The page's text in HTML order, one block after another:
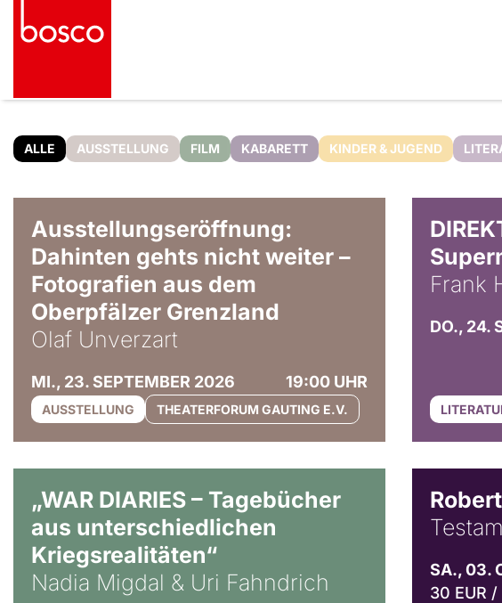
ALLE AUSSTELLUNG FILM KABARETT KINDER & JUGEND
Ausstellungseröffnung:
Dahinten gehts nicht weiter –
Fotografien aus dem
Oberpfälzer Grenzland
Olaf Unverzart
MI., 23. SEPTEMBER 2026 19:00 UHR
AUSSTELLUNG THEATERFORUM GAUTING E.V.
Frank
DO., 24.
„WAR DIARIES – Tagebücher
aus unterschiedlichen
Kriegsrealitäten“
Nadia Migdal & Uri Fahndrich
SA., 03.
30 EUR /